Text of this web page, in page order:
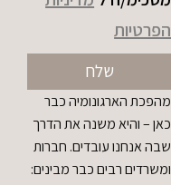
הפרטיות
שלח
מהפכת הארגונומיה כבר
כאן – והיא משנה את הדרך
שבה אנחנו עובדים. חברות
ומשרדים רבים כבר מבינים: